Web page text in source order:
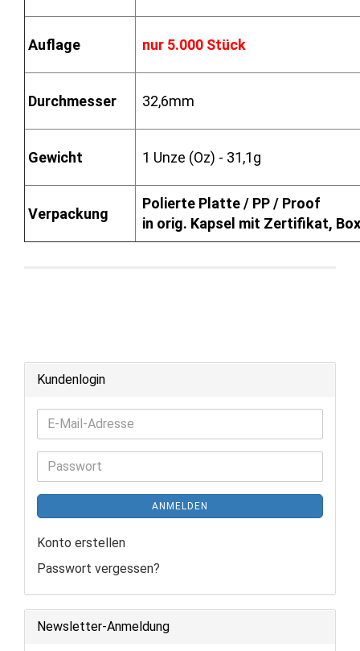
Auflage nur 5.000 Stück
Durchmesser 32,6mm
Gewicht 1 Unze (Oz) - 31,1g
Verpackung
Polierte Platte / PP / Proof
in orig. Kapsel mit Zertifikat,
Kundenlogin
E-
Mail-
Adresse
Passwort
ANMELDEN
Konto erstellen
Passwort vergessen?
Newsletter-Anmeldung